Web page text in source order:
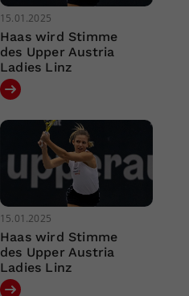
15.01.2025
Haas wird Stimme
des Upper Austria
Ladies Linz
15.01.2025
Haas wird Stimme
des Upper Austria
Ladies Linz